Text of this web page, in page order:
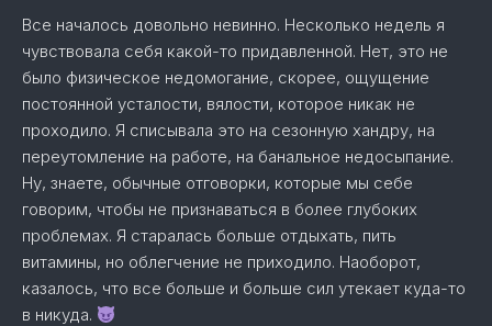
Все началось довольно невинно. Несколько недель я
чувствовала себя какой-то придавленной. Нет, это не
было физическое недомогание, скорее, ощущение
постоянной усталости, вялости, которое никак не
проходило. Я списывала это на сезонную хандру, на
переутомление на работе, на банальное недосыпание.
Ну, знаете, обычные отговорки, которые мы себе
говорим, чтобы не признаваться в более глубоких
проблемах. Я старалась больше отдыхать, пить
витамины, но облегчение не приходило. Наоборот,
казалось, что все больше и больше сил утекает куда-то
в никуда.